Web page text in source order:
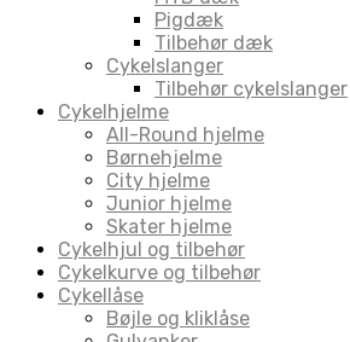
Pigdæk
Tilbehør dæk
Cykelslanger
Tilbehør cykelslanger
Cykelhjelme
All-Round hjelme
Børnehjelme
City hjelme
Junior hjelme
Skater hjelme
Cykelhjul og tilbehør
Cykelkurve og tilbehør
Cykellåse
Bøjle og kliklåse